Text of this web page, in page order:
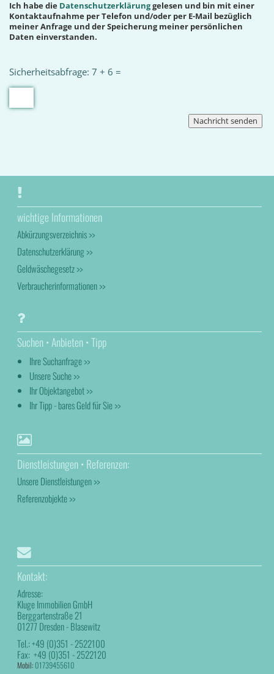
Ich habe die Datenschutzerklärunggelesen und bin mit einer
Kontaktaufnahme per Telefon und/oder per E-Mail bezüglich
meiner Anfrage und der Speicherung meiner persönlichen
Daten einverstanden.
Sicherheitsabfrage: 7 + 6 =
wichtige Informationen
Abkürzungsverzeichnis >>
Datenschutzerklärung >>
Geldwäschegesetz >>
Verbraucherinformationen >>
Suchen • Anbieten • Tipp
Ihre Suchanfrage >>
Unsere Suche >>
Ihr Objektangebot >>
Ihr Tipp - bares Geld für Sie >>
Dienstleistungen • Referenzen:
Unsere Dienstleistungen >>
Referenzobjekte >>
Kontakt:
Adresse:
Kluge Immobilien GmbH
Berggartenstraße 21
01277 Dresden - Blasewitz
Tel.:+49 (0)351 - 2522100
Fax:+49 (0)351 - 2522120
Mobil: 01739455610